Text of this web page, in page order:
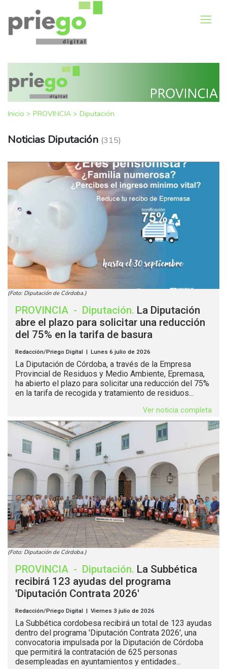
Inicio > PROVINCIA > Diputación
Noticias Diputación (315)
(Foto: Diputación de Córdoba.)
PROVINCIA - Diputación. La Diputación
abre el plazo para solicitar una reducción
del 75% en la tarifa de basura
Redacción/Priego Digital | Lunes 6 julio de 2026
La Diputación de Córdoba, a través de la Empresa
Provincial de Residuos y Medio Ambiente, Epremasa,
ha abierto el plazo para solicitar una reducción del 75%
en la tarifa de recogida y tratamiento de residuos...
Ver noticia completa
(Foto: Diputación de Córdoba.)
PROVINCIA - Diputación. La Subbética
recibirá 123 ayudas del programa
'Diputación Contrata 2026'
Redacción/Priego Digital | Viernes 3 julio de 2026
La Subbética cordobesa recibirá un total de 123 ayudas
dentro del programa 'Diputación Contrata 2026', una
convocatoria impulsada por la Diputación de Córdoba
que permitirá la contratación de 625 personas
desempleadas en ayuntamientos y entidades...